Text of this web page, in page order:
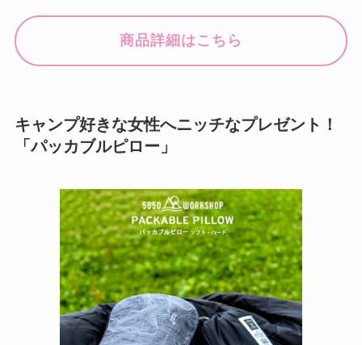
商品詳細はこちら
キャンプ好きな女性へニッチなプレゼント！
「パッカブルピロー」